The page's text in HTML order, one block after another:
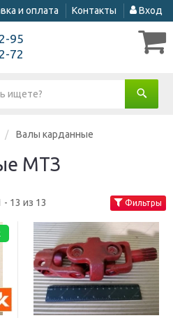
и оплата Контакты Вход
95
72
Валы карданные
МТЗ
- 13 из 13 Фильтры